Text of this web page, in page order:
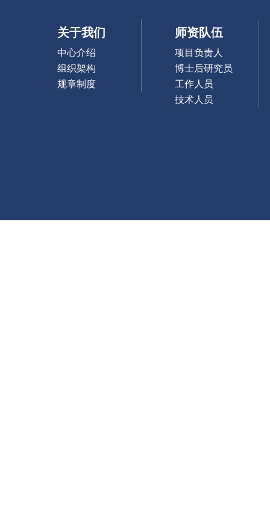
关于我们
中心介绍
组织架构
规章制度
师资队伍
项目负责人
博士后研究员
工作人员
技术人员